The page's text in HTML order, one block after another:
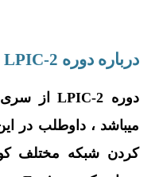
درباره دوره LPIC-2
میباشد ، داوطلب در
کردن شبکه مختلف